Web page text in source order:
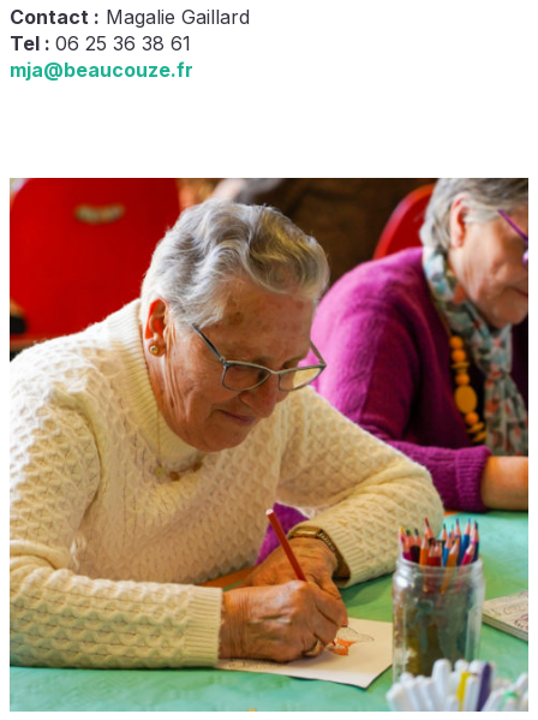
Contact : Magalie Gaillard
Tel : 06 25 36 38 61
mja@beaucouze.fr